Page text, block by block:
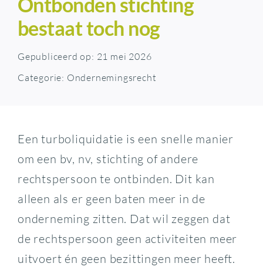
bestaat toch nog
Gepubliceerd op: 21 mei 2026
Categorie: Ondernemingsrecht
Een turboliquidatie is een snelle manier
om een bv, nv, stichting of andere
rechtspersoon te ontbinden. Dit kan
alleen als er geen baten meer in de
onderneming zitten. Dat wil zeggen dat
de rechtspersoon geen activiteiten meer
uitvoert én geen bezittingen meer heeft.